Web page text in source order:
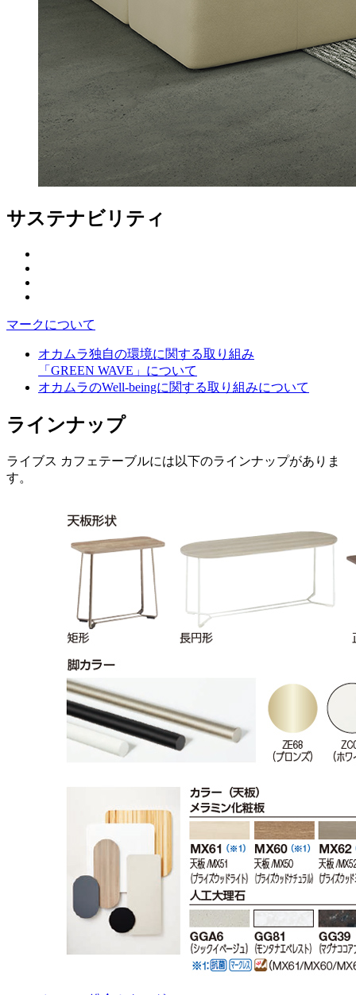
サステナビリティ
マークについて
オカムラ独自の環境に関する取り組み
「GREEN WAVE」について
オカムラのWell-beingに関する取り組みについて
ラインナップ
ライブス カフェテーブルには以下のラインナップがありま
す。